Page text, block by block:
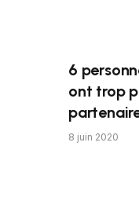
6
ont trop
8 juin 2020